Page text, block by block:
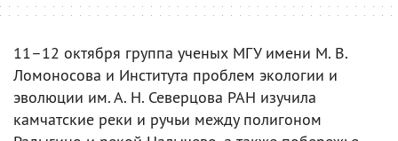
11–12 октября группа ученых МГУ имени М. В.
Ломоносова и Института проблем экологии и
эволюции им. А. Н. Северцова РАН изучила
камчатские реки и ручьи между полигоном